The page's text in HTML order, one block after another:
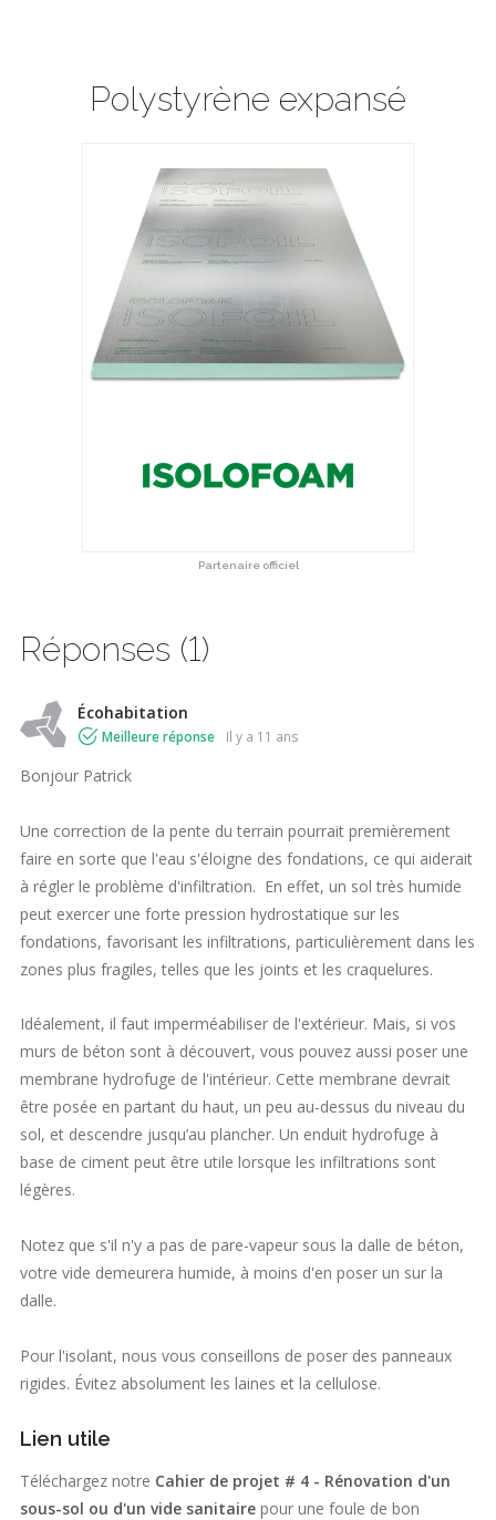
Polystyrène expansé
Partenaire officiel
Réponses (1)
Écohabitation
Meilleure réponse il y a 11 ans
Bonjour Patrick
Une correction de la pente du terrain pourrait premièrement
faire en sorte que l'eau s'éloigne des fondations, ce qui aiderait
à régler le problème d'infiltration. En effet, un sol très humide
peut exercer une forte pression hydrostatique sur les
fondations, favorisant les infiltrations, particulièrement dans les
zones plus fragiles, telles que les joints et les craquelures.
Idéalement, il faut imperméabiliser de l'extérieur. Mais, si vos
murs de béton sont à découvert, vous pouvez aussi poser une
membrane hydrofuge de l'intérieur. Cette membrane devrait
être posée en partant du haut, un peu au-dessus du niveau du
sol, et descendre jusqu’au plancher. Un enduit hydrofuge à
base de ciment peut être utile lorsque les infiltrations sont
légères.
Notez que s'il n'y a pas de pare-vapeur sous la dalle de béton,
votre vide demeurera humide, à moins d'en poser un sur la
dalle.
Pour l'isolant, nous vous conseillons de poser des panneaux
rigides. Évitez absolument les laines et la cellulose.
Lien utile
Téléchargez notre Cahier de projet # 4 - Rénovation d'un
sous-sol ou d'un vide sanitaire pour une foule de bon